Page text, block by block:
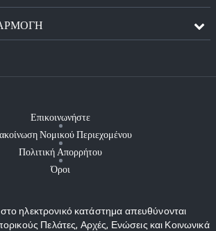
Επικοινωνήστε
Νομικού Περιεχομένου
Πολιτική Απορρήτου
Όροι
ηλεκτρονικό κατάστημα απευθύνονται
Πελάτες, Αρχές, Ενώσεις και Κοινωνικά